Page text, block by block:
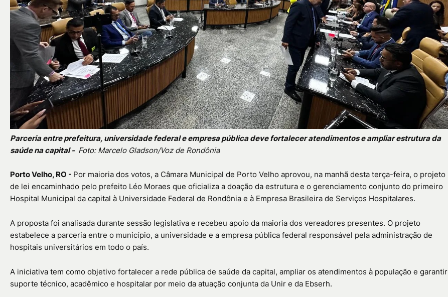
Parceria entre prefeitura, universidade federal e empresa pública deve fortalecer atendimentos e ampliar estrutura da
saúde na capital - Foto: Marcelo Gladson/Voz de Rondônia
Porto Velho, RO - Por maioria dos votos, a Câmara Municipal de Porto Velho aprovou, na manhã desta terça-feira, o projeto
de lei encaminhado pelo prefeito Léo Moraes que oficializa a doação da estrutura e o gerenciamento conjunto do primeiro
Hospital Municipal da capital à Universidade Federal de Rondônia e à Empresa Brasileira de Serviços Hospitalares.
A proposta foi analisada durante sessão legislativa e recebeu apoio da maioria dos vereadores presentes. O projeto
estabelece a parceria entre o município, a universidade e a empresa pública federal responsável pela administração de
hospitais universitários em todo o país.
A iniciativa tem como objetivo fortalecer a rede pública de saúde da capital, ampliar os atendimentos à população e garantir
suporte técnico, acadêmico e hospitalar por meio da atuação conjunta da Unir e da Ebserh.